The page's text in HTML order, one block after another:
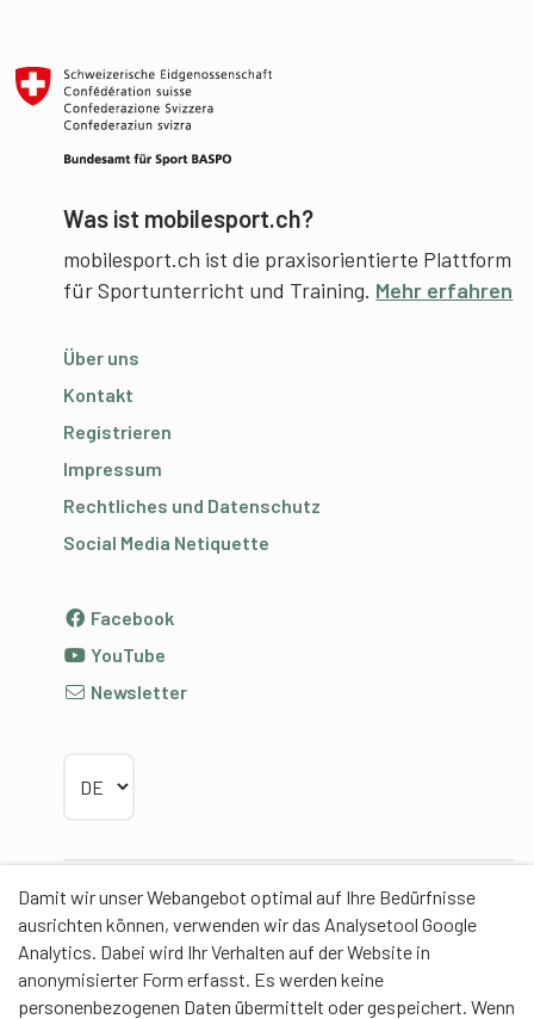
Damit wir unser Webangebot optimal auf Ihre Bedürfnisse
ausrichten können, verwenden wir das Analysetool Google
Analytics. Dabei wird Ihr Verhalten auf der Website in
anonymisierter Form erfasst. Es werden keine
personenbezogenen Daten übermittelt oder gespeichert. Wenn
Was ist mobilesport.ch?
mobilesport.ch ist die praxisorientierte Plattform
für Sportunterricht und Training. Mehr erfahren
Über uns
Kontakt
Registrieren
Impressum
Rechtliches und Datenschutz
Social Media Netiquette
Facebook
YouTube
Newsletter
Partner